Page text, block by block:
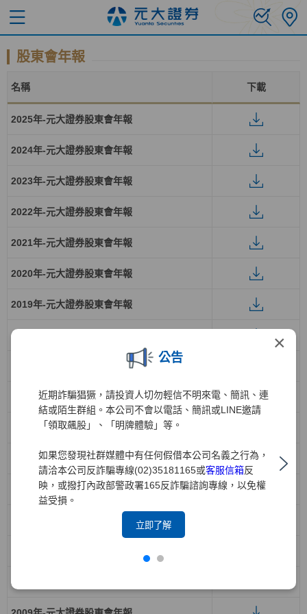
×
公告
近期詐騙猖獗，請投資人切勿輕信不明來電、簡訊、連
結或陌生群組。本公司不會以電話、簡訊或LINE邀請
「領取飆股」、「明牌體驗」等。
如果您發現社群媒體中有任何假借本公司名義之行為，
請洽本公司反詐騙專線(02)35181165或客服信箱反
映，或撥打內政部警政署165反詐騙諮詢專線，以免權
益受損。
立即了解
股東會年報
名稱 下載
2025年-元大證券股東會年報
2024年-元大證券股東會年報
2023年-元大證券股東會年報
2022年-元大證券股東會年報
2021年-元大證券股東會年報
2020年-元大證券股東會年報
2019年-元大證券股東會年報
2018年-元大證券股東會年報
2017年-元大證券股東會年報
2016年-元大證券股東會年報
2015年-元大證券股東會年報
2014年-元大寶來證券股東會年報
2013年-元大寶來證券股東會年報
2012年-元大寶來證券股東會年報
2010年-元大證券股東會年報